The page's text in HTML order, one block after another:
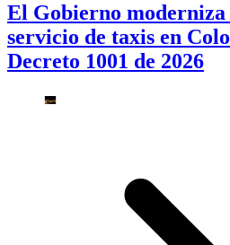
El Gobierno moderniza
servicio de taxis en
Decreto 1001 de 2026